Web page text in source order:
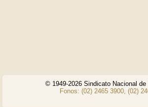
© 1949-2026 Sindicato Nacional
Fonos: (02) 2465 3900, (02)